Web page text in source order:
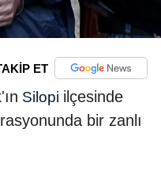
ET
Silopi ilçesinde
bir zanlı